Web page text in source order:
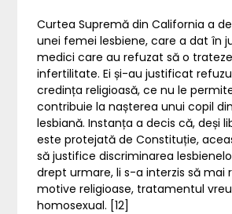
Curtea Supremă din California a
unei femei lesbiene, care a dat în
medici care au refuzat să o
infertilitate. Ei și-au justificat
credința religioasă, ce nu le
contribuie la nașterea unui copil
lesbiană. Instanța a decis că, deși
este protejată de Constituție,
să justifice discriminarea
drept urmare, li s-a interzis să mai
motive religioase, tratamentul
homosexual. [12]